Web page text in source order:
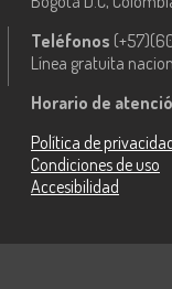
Teléfonos
Línea gratuita
Horario de
Política de
Condiciones de uso
Accesibilidad